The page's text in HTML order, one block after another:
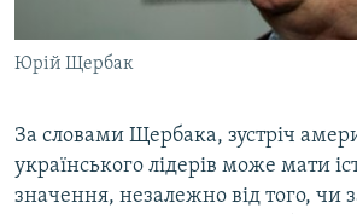
Юрій Щербак
За словами Щербака, зустріч
українського лідерів може мати
значення, незалежно від того, чи